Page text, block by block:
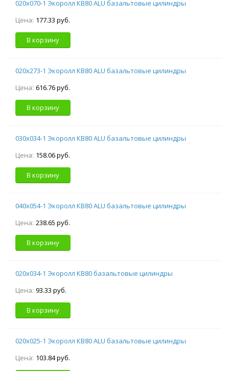
020х070-1 Экоролл КВ80 ALU базальтовые цилиндры
Цена: 177.33 руб.
В корзину
020х273-1 Экоролл КВ80 ALU базальтовые цилиндры
Цена: 616.76 руб.
В корзину
030х034-1 Экоролл КВ80 ALU базальтовые цилиндры
Цена: 158.06 руб.
В корзину
040х054-1 Экоролл КВ80 ALU базальтовые цилиндры
Цена: 238.65 руб.
В корзину
020х034-1 Экоролл КВ80 базальтовые цилиндры
Цена: 93.33 руб.
В корзину
020х025-1 Экоролл КВ80 ALU базальтовые цилиндры
Цена: 103.84 руб.